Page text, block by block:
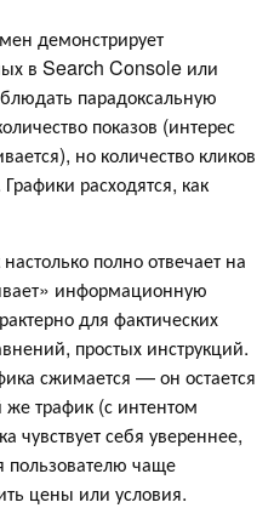
демонстрирует
в Search Console или
парадоксальную
показов (интерес
но количество кликов
расходятся, как
полно отвечает на
информационную
для фактических
простых инструкций.
сжимается — он остается
трафик (с интентом
чувствует себя увереннее,
пользователю чаще
цены или условия.